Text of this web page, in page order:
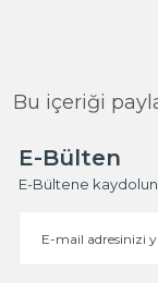
Bu içeriği
E-Bülten
E-Bültene kaydolun